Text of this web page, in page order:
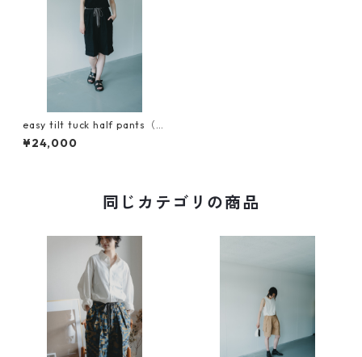
easy tilt tuck half pants（イ
ージーチルトタックハーフパ
ンツ）
¥24,000
同じカテゴリの商品